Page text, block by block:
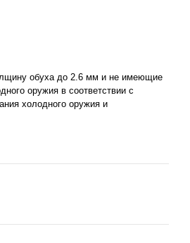
обуха до 2.6 мм и не имеющие
оружия в соответствии с
холодного оружия и